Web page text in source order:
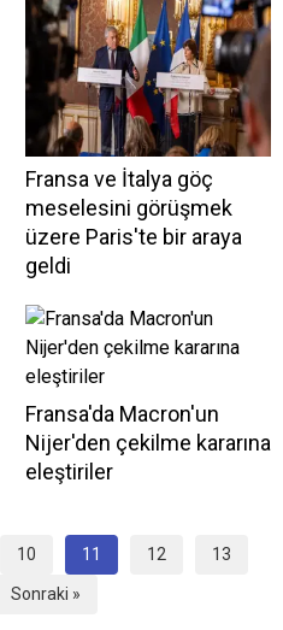
Fransa ve İtalya göç
meselesini görüşmek
üzere Paris'te bir araya
geldi
Fransa'da Macron'un
Nijer'den çekilme kararına
eleştiriler
10 11 12 13
Sonraki »